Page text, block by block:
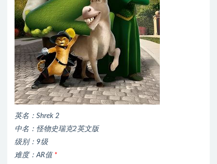
英名：Shrek 2
中名：怪物史瑞克2英文版
级别：9级
难度：AR值 *